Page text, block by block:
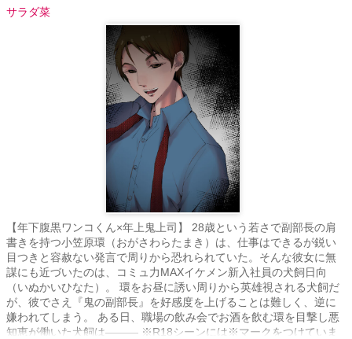
サラダ菜
【年下腹黒ワンコくん×年上鬼上司】 28歳という若さで副部長の肩
書きを持つ小笠原環（おがさわらたまき）は、仕事はできるが鋭い
目つきと容赦ない発言で周りから恐れられていた。そんな彼女に無
謀にも近づいたのは、コミュ力MAXイケメン新入社員の犬飼日向
（いぬかいひなた）。 環をお昼に誘い周りから英雄視される犬飼だ
が、彼でさえ『鬼の副部長』を好感度を上げることは難しく、逆に
嫌われてしまう。 ある日、職場の飲み会でお酒を飲む環を目撃し悪
知恵が働いた犬飼は――― ※R18シーンには※マークをつけていま